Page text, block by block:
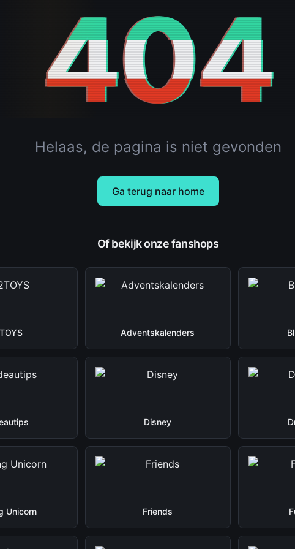
404
Helaas, de pagina is niet gevonden
Ga terug naar home
Of bekijk onze fanshops
Adventskalenders
Disney
Unicorn Friends